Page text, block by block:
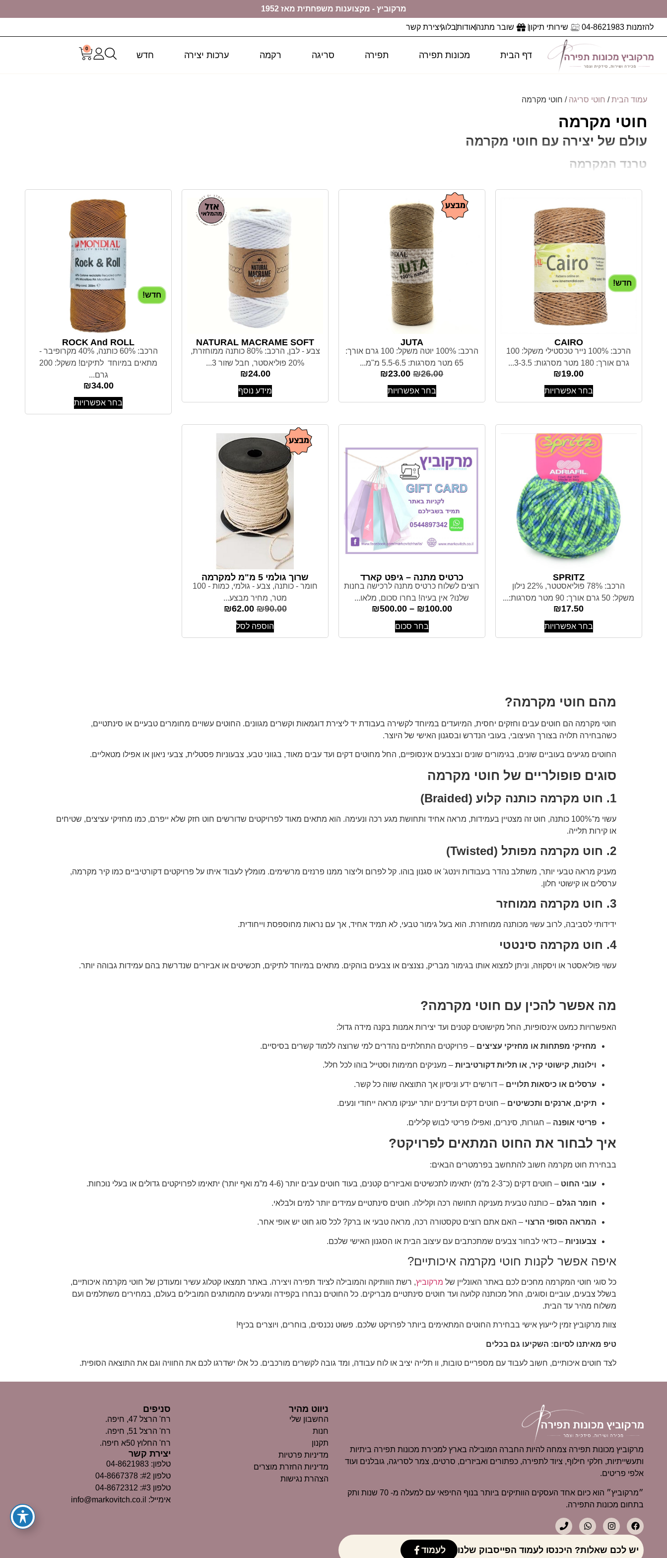
מרקוביץ - מקצוענות משפחתית מאז 1952
להזמנות 04-8621983 שירותי תיקון שובר מתנהאודותבלוגיצירת קשר
דף הבית מכונות תפירה תפירה סריגה רקמה ערכות יצירה חדש
0
עמוד הבית/ חוטי סריגה / חוטי מקרמה
חוטי מקרמה
עולם של יצירה עם חוטי מקרמה
טרנד המקרמה
רק לתלייה על הקיר. עם היצע החוטים הקיים כיום בשוק, ניתן ליצור כמעט כל דבר: אביזרים לבית, תכשיטים, פרטי לבוש, מתנות אישיות, מחזיקי מפתחות, ערסלים, מחזיקי
עציצים ועוד. במאמר זה נסקור אילו סוגי חוטי מקרמה קיימים, לאילו שימושים הם מתאימים, ונשתף טיפים שיעזרו לכם לבחור את החוט הנכון לפרויקט הבא שלכם.
חדש!
CAIRO
הרכב: 100% נייר טכסטילי משקל: 100
גרם אורך: 180 מטר מסרגות: 3-3.5...
₪19.00
בחר אפשרויות
JUTA
הרכב: 100% יוטה משקל: 100 גרם אורך:
65 מטר מסרגות: 5.5-6.5 מ"מ...
₪26.00
₪23.00
בחר אפשרויות
NATURAL MACRAME SOFT
צבע - לבן, הרכב: 80% כותנה ממוחזרת,
20% פוליאסטר, חבל שזור 3...
₪24.00
מידע נוסף
חדש!
ROCK And ROLL
הרכב: 60% כותנה, 40% מקרופיבר -
מתאים במיוחד לתיקים! משקל: 200
גרם...
₪34.00
בחר אפשרויות
SPRITZ
הרכב: 78% פוליאסטטר, 22% נילון
משקל: 50 גרם אורך: 90 מטר מסרגות:...
₪17.50
בחר אפשרויות
כרטיס מתנה – גיפט קארד
רוצים לשלוח כרטיס מתנה לרכישה בחנות
שלנו? אין בעיה! בחרו סכום, מלאו...
₪100.00
–
₪500.00
בחר סכום
שרוך גולמי 5 מ"מ למקרמה
חומר - כותנה, צבע - גולמי, כמות - 100
מטר, מחיר מבצע...
₪90.00
₪62.00
הוספה לסל
מהם חוטי מקרמה?
חוטי מקרמה הם חוטים עבים וחזקים יחסית, המיועדים במיוחד לקשירה בעבודת יד ליצירת דוגמאות וקשרים מגוונים. החוטים עשויים מחומרים טבעיים או סינתטיים,
כשהבחירה תלויה בצורך העיצובי, בעובי הנדרש ובסגנון האישי של היוצר.
החוטים מגיעים בעוביים שונים, בגימורים שונים ובצבעים אינסופיים, החל מחוטים דקים ועד עבים מאוד, בגווני טבע, צבעוניות פסטלית, צבעי ניאון או אפילו מטאליים.
סוגים פופולריים של חוטי מקרמה
1. חוט מקרמה כותנה קלוע (Braided)
עשוי מ־100% כותנה, חוט זה מצטיין בעמידות, מראה אחיד ותחושת מגע רכה ונעימה. הוא מתאים מאוד לפרויקטים שדורשים חוט חזק שלא ייפרם, כמו מחזיקי עציצים, שטיחים
או קירות תלייה.
2. חוט מקרמה מפותל (Twisted)
מעניק מראה טבעי יותר, משתלב נהדר בעבודות וינטג' או סגנון בוהו. קל לפרום וליצור ממנו פרנזים מרשימים. מומלץ לעבוד איתו על פרויקטים דקורטיביים כמו קיר מקרמה,
ערסלים או קישוטי חלון.
3. חוט מקרמה ממוחזר
ידידותי לסביבה, לרוב עשוי מכותנה ממוחזרת. הוא בעל גימור טבעי, לא תמיד אחיד, אך עם נראות מחוספסת וייחודית.
4. חוט מקרמה סינטטי
עשוי פוליאסטר או ויסקוזה, וניתן למצוא אותו בגימור מבריק, נצנצים או צבעים בוהקים. מתאים במיוחד לתיקים, תכשיטים או אביזרים שנדרשת בהם עמידות גבוהה יותר.
מה אפשר להכין עם חוטי מקרמה?
האפשרויות כמעט אינסופיות, החל מקישוטים קטנים ועד יצירות אמנות בקנה מידה גדול:
מחזיקי מפתחות או מחזיקי עציצים – פרויקטים התחלתיים נהדרים למי שרוצה ללמוד קשרים בסיסיים.
וילונות, קישוטי קיר, או תליות דקורטיביות – מעניקים חמימות וסטייל בוהו לכל חלל.
ערסלים או כיסאות תלויים – דורשים ידע וניסיון אך התוצאה שווה כל קשר.
תיקים, ארנקים ותכשיטים – חוטים דקים ועדינים יותר יעניקו מראה ייחודי ונעים.
פריטי אופנה – חגורות, סינרים, ואפילו פריטי לבוש קלילים.
איך לבחור את החוט המתאים לפרויקט?
בבחירת חוט מקרמה חשוב להתחשב בפרמטרים הבאים:
עובי החוט – חוטים דקים (כ־2-3 מ”מ) יתאימו לתכשיטים ואביזרים קטנים, בעוד חוטים עבים יותר (4-6 מ”מ ואף יותר) יתאימו לפרויקטים גדולים או בעלי נוכחות.
חומר הגלם – כותנה טבעית מעניקה תחושה רכה וקלילה. חוטים סינתטיים עמידים יותר למים ולבלאי.
המראה הסופי הרצוי – האם אתם רוצים טקסטורה רכה, מראה טבעי או ברק? לכל סוג חוט יש אופי אחר.
צבעוניות – כדאי לבחור צבעים שמתכתבים עם עיצוב הבית או הסגנון האישי שלכם.
איפה אפשר לקנות חוטי מקרמה איכותיים?
כל סוגי חוטי המקרמה מחכים לכם באתר האונליין של מרקוביץ, רשת הוותיקה והמובילה לציוד תפירה ויצירה. באתר תמצאו קטלוג עשיר ומעודכן של חוטי מקרמה איכותיים,
בשלל צבעים, עוביים וסוגים, החל מכותנה קלועה ועד חוטים סינתטיים מבריקים. כל החוטים נבחרו בקפידה ומגיעים מהמותגים המובילים בעולם, במחירים משתלמים ועם
משלוח מהיר עד הבית.
צוות מרקוביץ זמין לייעוץ אישי בבחירת החוטים המתאימים ביותר לפרויקט שלכם. פשוט נכנסים, בוחרים, ויוצרים בכיף!
טיפ מאיתנו לסיום: השקיעו גם בכלים
לצד חוטים איכותיים, חשוב לעבוד עם מספריים טובות, וו תלייה יציב או לוח עבודה, ומד גובה לקשרים מורכבים. כל אלו ישדרגו לכם את החוויה וגם את התוצאה הסופית.
מרקוביץ מכונות תפירה צמחה להיות החברה המובילה בארץ למכירת מכונות תפירה ביתיות
ותעשייתיות, חלקי חילוף, ציוד לתפירה, כפתורים ואביזרים, סרטים, צמר לסריגה, גובלנים ועוד
אלפי פריטים.
״מרקוביץ״ הוא כיום אחד העסקים הוותיקים ביותר בנוף החיפאי עם למעלה מ- 70 שנות ותק
בתחום מכונות התפירה.
יש לכם שאלות? היכנסו לעמוד הפייסבוק שלנו לעמוד
ניווט מהיר
החשבון שלי
חנות
תקנון
מדיניות פרטיות
מדיניות החזרת מוצרים
הצהרת נגישות
סניפים
רח' הרצל 47, חיפה.
רח' הרצל 51, חיפה.
רח' החלוץ 50א חיפה.
יצירת קשר
טלפון: 04-8621983
טלפון #2: 04-8667378
טלפון #3: 04-8672312
אימייל: info@markovitch.co.il